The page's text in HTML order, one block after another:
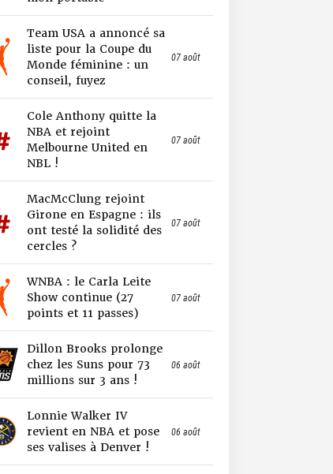
Team USA a annoncé sa
liste pour la Coupe du
Monde féminine : un
conseil, fuyez
07 août
Cole Anthony quitte la
NBA et rejoint
Melbourne United en
NBL !
07 août
MacMcClung rejoint
Girone en Espagne : ils
ont testé la solidité des
cercles ?
07 août
WNBA : le Carla Leite
Show continue (27
points et 11 passes)
07 août
Dillon Brooks prolonge
chez les Suns pour 73
millions sur 3 ans !
06 août
Lonnie Walker IV
revient en NBA et pose
ses valises à Denver !
06 août